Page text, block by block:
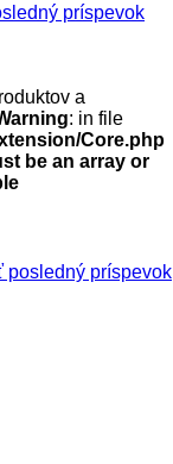
príspevok
a
: in file
Core.php
be an array or
posledný príspevok